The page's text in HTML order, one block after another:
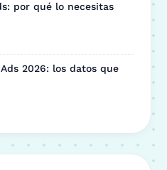
por qué lo necesitas
2026: los datos que